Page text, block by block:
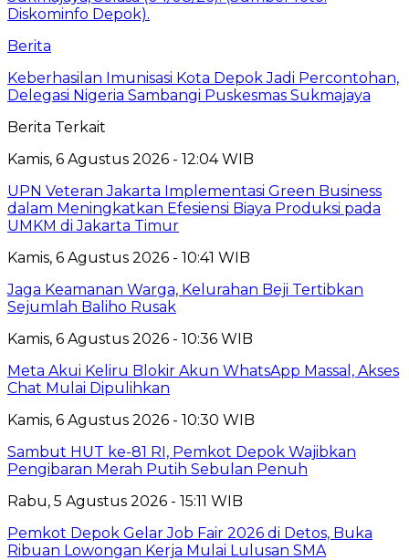
Berita
Keberhasilan Imunisasi Kota Depok Jadi Percontohan,
Delegasi Nigeria Sambangi Puskesmas Sukmajaya
Berita Terkait
Kamis, 6 Agustus 2026 - 12:04 WIB
UPN Veteran Jakarta Implementasi Green Business
dalam Meningkatkan Efesiensi Biaya Produksi pada
UMKM di Jakarta Timur
Kamis, 6 Agustus 2026 - 10:41 WIB
Jaga Keamanan Warga, Kelurahan Beji Tertibkan
Sejumlah Baliho Rusak
Kamis, 6 Agustus 2026 - 10:36 WIB
Meta Akui Keliru Blokir Akun WhatsApp Massal, Akses
Chat Mulai Dipulihkan
Kamis, 6 Agustus 2026 - 10:30 WIB
Sambut HUT ke-81 RI, Pemkot Depok Wajibkan
Pengibaran Merah Putih Sebulan Penuh
Rabu, 5 Agustus 2026 - 15:11 WIB
Pemkot Depok Gelar Job Fair 2026 di Detos, Buka
Ribuan Lowongan Kerja Mulai Lulusan SMA